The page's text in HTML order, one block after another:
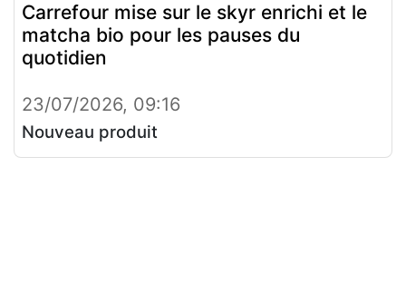
Carrefour mise sur le skyr enrichi et le
matcha bio pour les pauses du
quotidien
23/07/2026, 09:16
Nouveau produit